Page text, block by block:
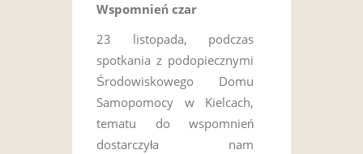
Wspomnień czar
23 listopada, podczas
spotkania z podopiecznymi
Środowiskowego Domu
Samopomocy w Kielcach,
tematu do wspomnień
dostarczyła nam